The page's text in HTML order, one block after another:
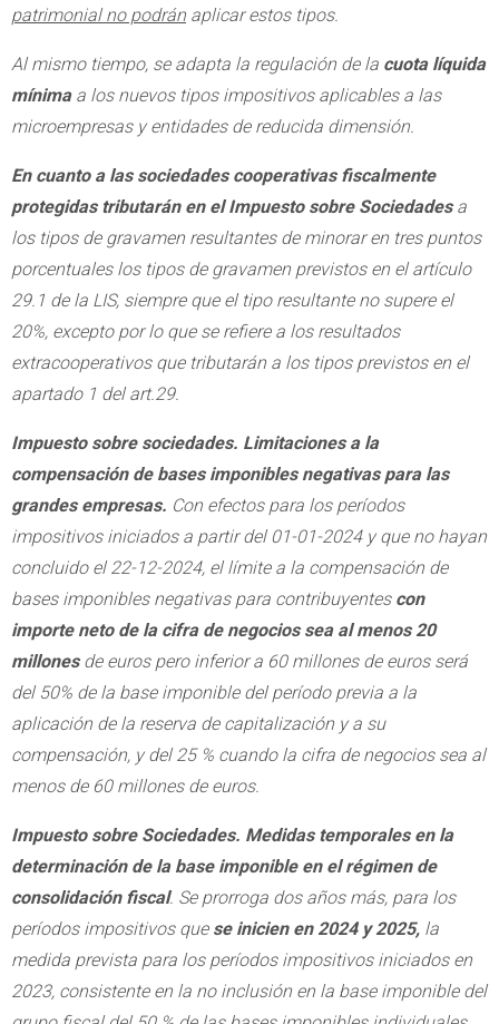
patrimonial no podrán aplicar estos tipos.
Al mismo tiempo, se adapta la regulación de la cuota líquida
mínimaa los nuevos tipos impositivos aplicables a las
microempresas y entidades de reducida dimensión.
En cuanto a las sociedades cooperativas fiscalmente
protegidas tributarán en el Impuesto sobre Sociedadesa
los tipos de gravamen resultantes de minorar en tres puntos
porcentuales los tipos de gravamen previstos en el artículo
29.1 de la LIS, siempre que el tipo resultante no supere el
20%, excepto por lo que se refiere a los resultados
extracooperativos que tributarán a los tipos previstos en el
apartado 1 del art.29.
Impuesto sobre sociedades. Limitaciones a la
compensación de bases imponibles negativas para las
grandes empresas. Con efectos para los períodos
impositivos iniciados a partir del 01-01-2024 y que no hayan
concluido el 22-12-2024, el límite a la compensación de
bases imponibles negativas para contribuyentes con
importe neto de la cifra de negocios sea al menos 20
millonesde euros pero inferior a 60 millones de euros será
del 50% de la base imponible del período previa a la
aplicación de la reserva de capitalización y a su
compensación, y del 25 % cuando la cifra de negocios sea al
menos de 60 millones de euros.
Impuesto sobre Sociedades. Medidas temporales en la
determinación de la base imponible en el régimen de
consolidación fiscal. Se prorroga dos años más, para los
períodos impositivos que se inicien en 2024 y 2025, la
medida prevista para los períodos impositivos iniciados en
2023, consistente en la no inclusión en la base imponible del